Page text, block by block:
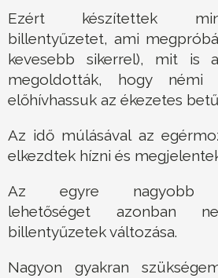
Ezért készítettek
billentyűzetet, ami
kevesebb sikerrel), mit is
megoldották, hogy némi
előhívhassuk az ékezetes
Az idő múlásával az
elkezdtek hízni és
Az egyre nagyobb
lehetőséget azonban
billentyűzetek változása.
Nagyon gyakran